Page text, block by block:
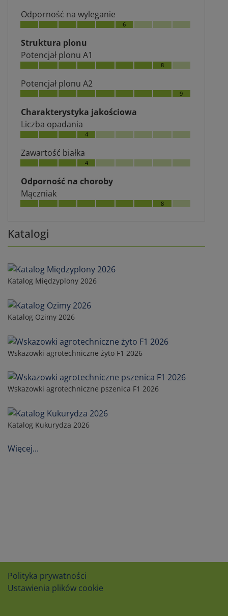
Katalogi
Katalog Międzyplony 2026
Katalog Ozimy 2026
Wskazowki agrotechniczne żyto F1 2026
Wskazowki agrotechniczne pszenica F1 2026
Katalog Kukurydza 2026
Więcej...
Odporność na wyleganie
6
Struktura plonu
Potencjał plonu A1
8
Potencjał plonu A2
9
Charakterystyka jakościowa
Liczba opadania
4
Zawartość białka
4
Odporność na choroby
Mączniak
8
Polityka prywatności
Ustawienia plików cookie